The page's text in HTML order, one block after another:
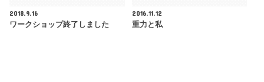
2018.9.16
ワークショップ終了しました
2016.11.12
重力と私